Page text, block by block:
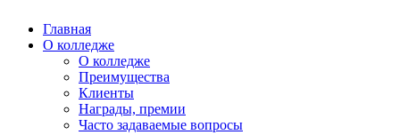
Главная
О колледже
О колледже
Преимущества
Клиенты
Награды, премии
Часто задаваемые вопросы